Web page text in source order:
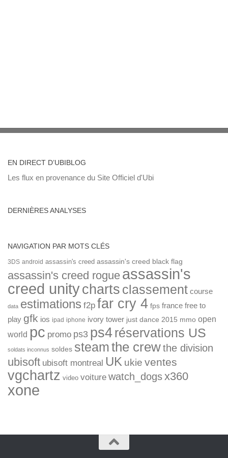
EN DIRECT D’UBIBLOG
Les flux en provenance du Site Officiel d'Ubi
DERNIÈRES ANALYSES
NAVIGATION PAR MOTS CLÉS
3DS android assassin's creed assassin's creed black flag
assassin's creed rogue assassin's
creed unitycharts classement course
data estimations f2p far cry 4 fps france free to
play gfk ios ipad iphone ivory tower just dance 2015 mmo open
world pc promo ps3 ps4réservations US
soldats inconnus soldes steamthe crewthe division
ubisoft ubisoft montreal UK ukie ventes
vgchartz video voiture watch_dogsx360
xone